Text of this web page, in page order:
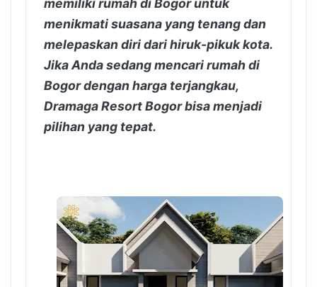
menikmati suasana yang tenang dan
melepaskan diri dari hiruk-pikuk kota.
Jika Anda sedang mencari rumah di
Bogor dengan harga terjangkau,
Dramaga Resort Bogor bisa menjadi
pilihan yang tepat.